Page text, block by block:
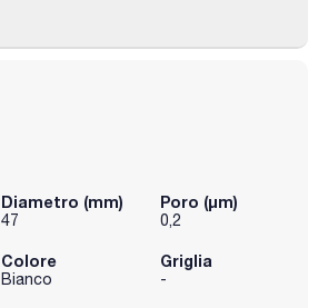
Diametro (mm)
47
Poro (µm)
0,2
Colore
Bianco
Griglia
-